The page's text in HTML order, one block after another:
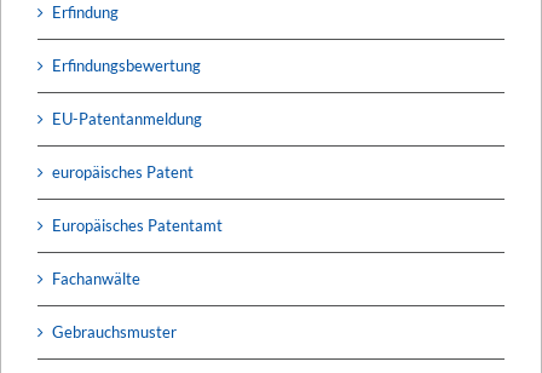
Erfindung
Erfindungsbewertung
EU-Patentanmeldung
europäisches Patent
Europäisches Patentamt
Fachanwälte
Gebrauchsmuster